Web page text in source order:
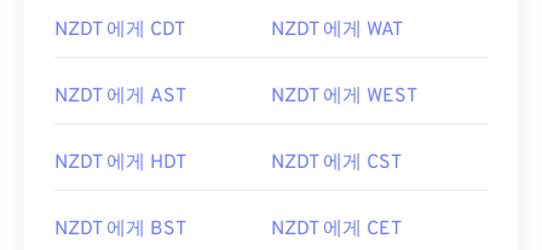
NZDT 에게 CDT NZDT 에게 WAT
NZDT 에게 AST NZDT 에게 WEST
NZDT 에게 HDT NZDT 에게 CST
NZDT 에게 BST NZDT 에게 CET